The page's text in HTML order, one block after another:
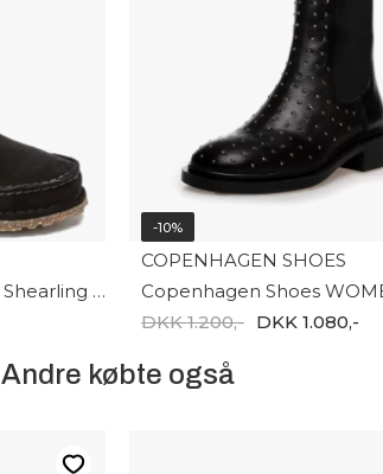
Birkenstock Lahti Suede Shearling 1023646
-10%
COPENHAGEN SHOES
DKK 1.200,- DKK 1.080,-
Andre købte også